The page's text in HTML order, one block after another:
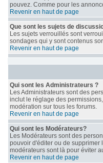
pouvez. Comme pour les
Revenir en haut de page
Que sont les sujets de
Les sujets verrouillés sont
sondages qui y sont contenus
Revenir en haut de page
Qui sont les Administrateurs ?
Les Administrateurs sont des
inclut le réglage des
modération sur tous les forums.
Revenir en haut de page
Qui sont les Modérateurs?
Les Modérateurs sont des
pouvoir d'éditer ou de supprimer
modérateurs sont là pour éviter
Revenir en haut de page